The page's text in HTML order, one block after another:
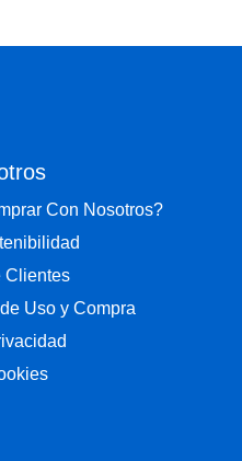
Con Nosotros?
Clientes
Uso y Compra